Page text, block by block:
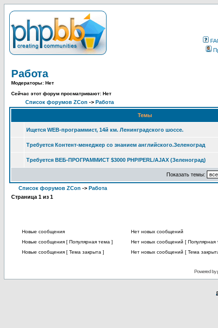
Работа
Модераторы: Нет
Сейчас этот форум просматривают: Нет
Список форумов ZCon -> Работа
Темы
Ищется WEB-программист, 14й км. Ленинградского шоссе.
Требуется Контент-менеджер со знанием английского.Зеленоград
Требуется ВЕБ-ПРОГРАММИСТ $3000 PHP/PERL/AJAX (Зеленоград)
Показать темы:
Список форумов ZCon -> Работа
Страница 1 из 1
Новые сообщения
Нет новых сообщений
Новые сообщения [ Популярная тема ]
Нет новых сообщений [ Популярная
Новые сообщения [ Тема закрыта ]
Нет новых сообщений [ Тема
Powered by